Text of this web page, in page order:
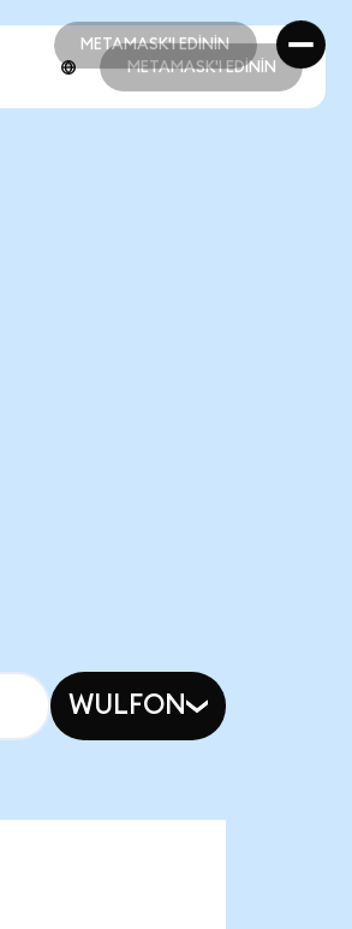
METAMASK'I EDİNİN
METAMASK'I EDİNİN
METAMASK'I EDİNİN
WULFON